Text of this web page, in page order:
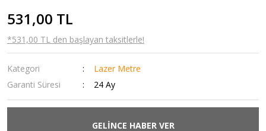
531,00 TL
*531,00 TL den başlayan taksitlerle!
Kategori
Lazer Metre
Garanti Süresi
24 Ay
GELİNCE HABER VER